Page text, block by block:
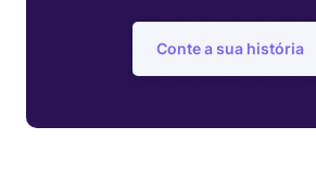
Conte a sua história